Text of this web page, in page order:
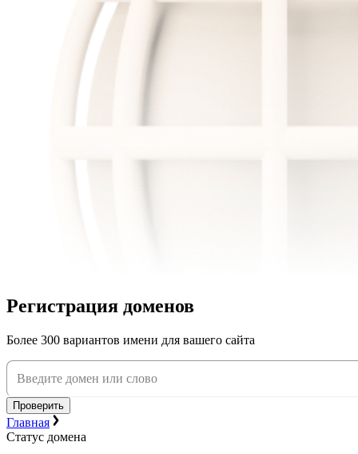
Регистрация доменов
Более 300 вариантов имени для вашего сайта
Проверить
Главная
Статус домена